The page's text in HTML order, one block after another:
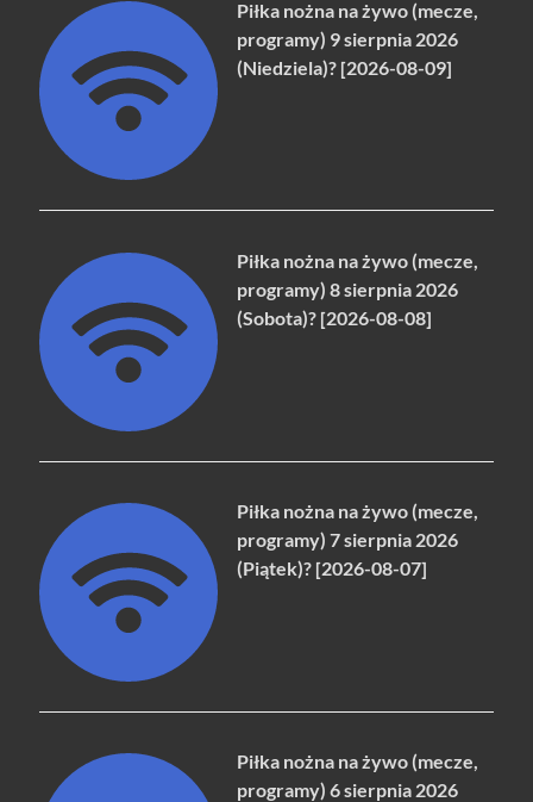
Piłka nożna na żywo (mecze,
programy) 9 sierpnia 2026
(Niedziela)? [2026-08-09]
Piłka nożna na żywo (mecze,
programy) 8 sierpnia 2026
(Sobota)? [2026-08-08]
Piłka nożna na żywo (mecze,
programy) 7 sierpnia 2026
(Piątek)? [2026-08-07]
Piłka nożna na żywo (mecze,
programy) 6 sierpnia 2026